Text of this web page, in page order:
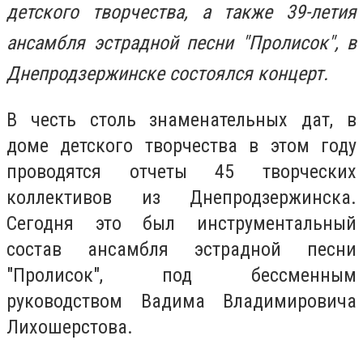
детского творчества, а также 39-летия
ансамбля эстрадной песни "Пролисок", в
Днепродзержинске состоялся концерт.
В честь столь знаменательных дат, в
доме детского творчества в этом году
проводятся отчеты 45 творческих
коллективов из Днепродзержинска.
Сегодня это был инструментальный
состав ансамбля эстрадной песни
"Пролисок", под бессменным
руководством Вадима Владимировича
Лихошерстова.